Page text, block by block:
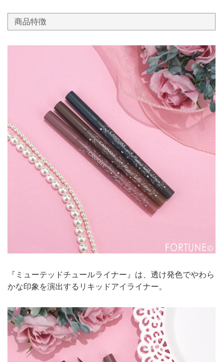
商品特徴
『ミューテッドチュールライナー』は、透け発色でやわら
かな印象を演出するリキッドアイライナー。